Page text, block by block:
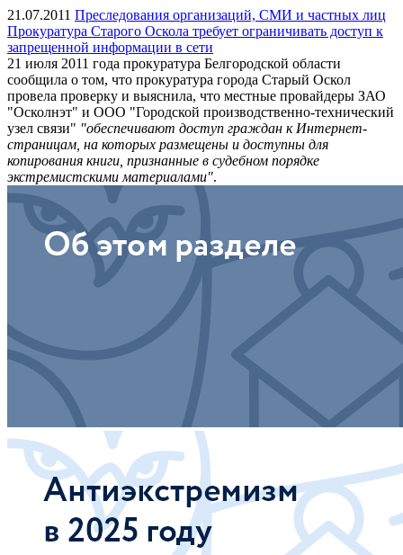
21.07.2011 Преследования организаций, СМИ и частных лиц
Прокуратура Старого Оскола требует ограничивать доступ к
запрещенной информации в сети
21 июля 2011 года прокуратура Белгородской области
сообщила о том, что прокуратура города Старый Оскол
провела проверку и выяснила, что местные провайдеры ЗАО
"Осколнэт" и ООО "Городской производственно-технический
узел связи" "обеспечивают доступ граждан к Интернет-
страницам, на которых размещены и доступны для
копирования книги, признанные в судебном порядке
экстремистскими материалами".